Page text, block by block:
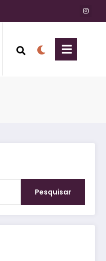
Pesquisar